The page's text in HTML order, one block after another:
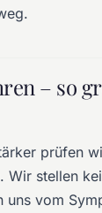
.
– so
prüfen
Wir stellen
uns vom